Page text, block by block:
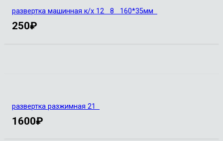
развертка машинная к/х 12 8 160*35мм
250₽
развертка разжимная 21
1600₽